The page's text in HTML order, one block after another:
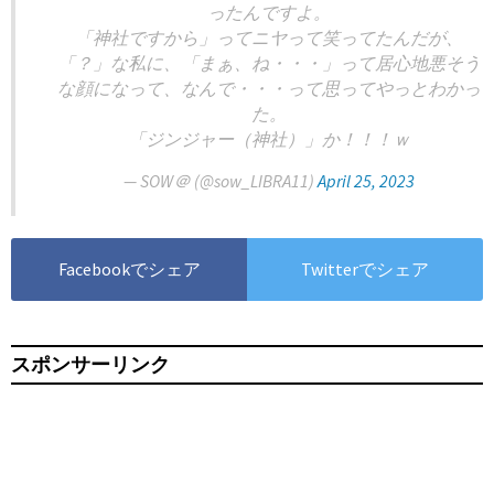
ったんですよ。
「神社ですから」ってニヤって笑ってたんだが、
「？」な私に、「まぁ、ね・・・」って居心地悪そう
な顔になって、なんで・・・って思ってやっとわかっ
た。
「ジンジャー（神社）」か！！！ｗ
— SOW＠ (@sow_LIBRA11)April 25, 2023
Facebookでシェア Twitterでシェア
スポンサーリンク